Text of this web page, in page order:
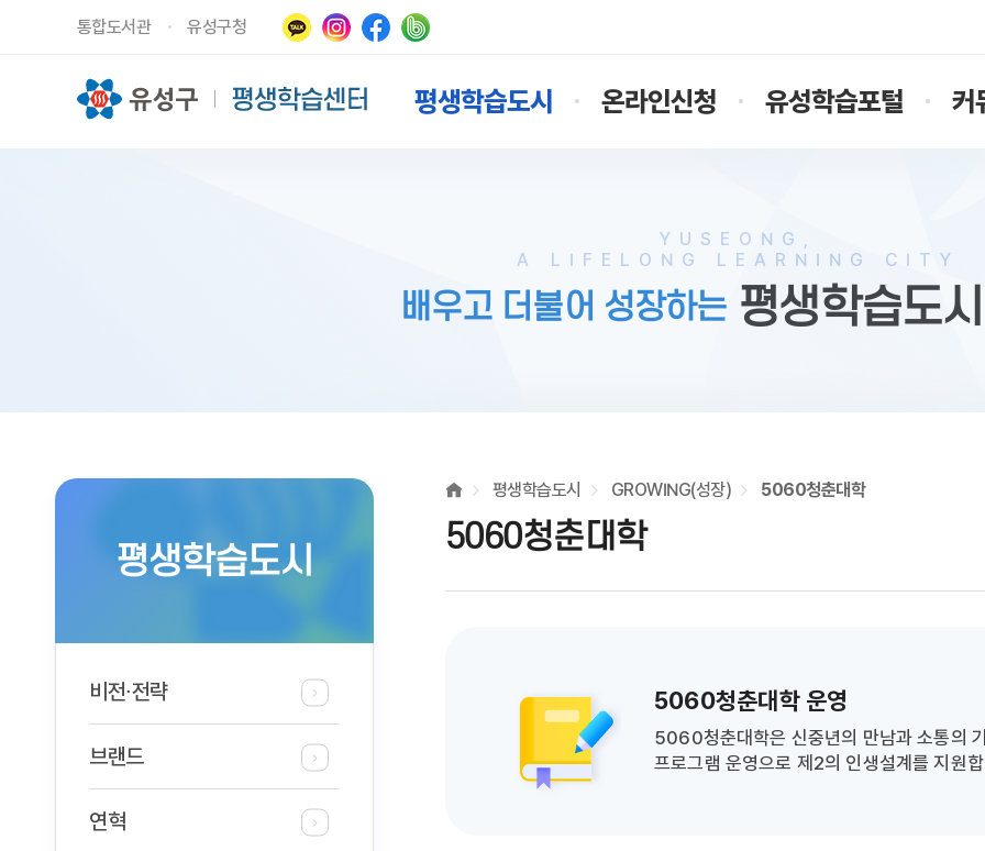
통합도서관 유성구청
평생학습도시 온라인신청 유성학습포털 커
YUSEONG,
A LIFELONG LEARNING CITY
배우고 더불어 성장하는 평생학습도
평생학습도시
비전∙전략
브랜드
연혁
평생학습도시 GROWING(성장) 5060청춘대학
5060청춘대학
5060청춘대학 운영
5060청춘대학은 신중년의 만남과 소통의
프로그램 운영으로 제2의 인생설계를 지원